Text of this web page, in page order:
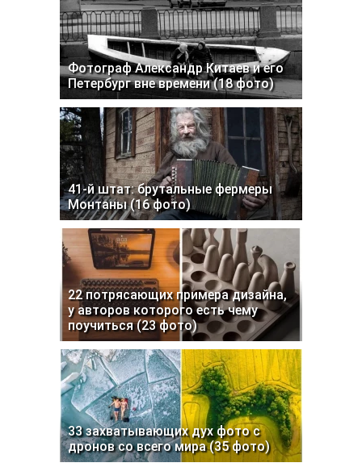
Фотограф Александр Китаев и его
Петербург вне времени (18 фото)
41-й штат: брутальные фермеры
Монтаны (16 фото)
22 потрясающих примера дизайна,
у авторов которого есть чему
поучиться (23 фото)
33 захватывающих дух фото с
дронов со всего мира (35 фото)